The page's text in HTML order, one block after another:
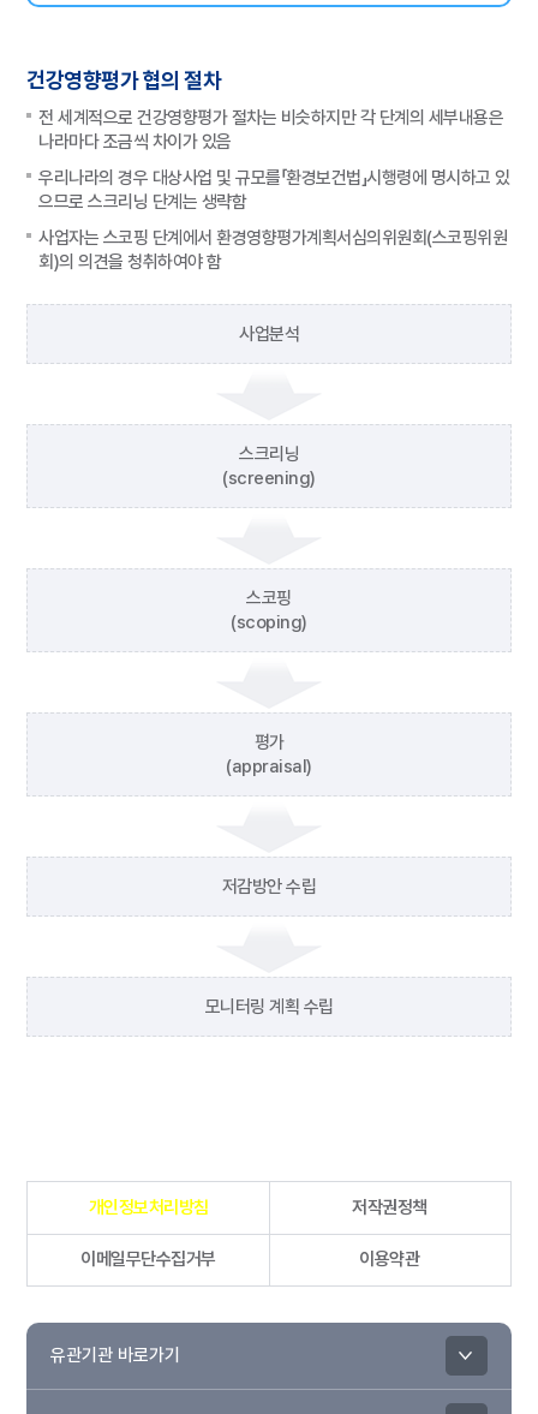
건강영향평가 협의 절차
전 세계적으로 건강영향평가 절차는 비슷하지만 각 단계의 세부내용은
나라마다 조금씩 차이가 있음
우리나라의 경우 대상사업 및 규모를「환경보건법」시행령에 명시하고 있
으므로 스크리닝 단계는 생략함
사업자는 스코핑 단계에서 환경영향평가계획서심의위원회(스코핑위원
회)의 의견을 청취하여야 함
사업분석
스크리닝
(screening)
스코핑
(scoping)
평가
(appraisal)
저감방안 수립
모니터링 계획 수립
개인정보처리방침 저작권정책
이메일무단수집거부 이용약관
유관기관 바로가기